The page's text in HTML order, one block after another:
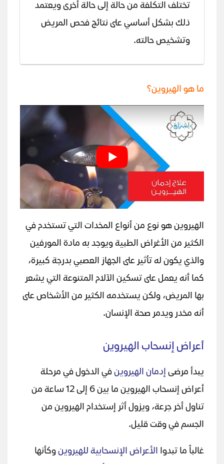
تختلف التكلفة من حالة إلى حالة أخرى ويعتمد
ذلك بشكل أساسي على نتائج فحص المريض
وتشخيص حالته.
ما هو الهيروين؟
الهيروين هو نوع من أنواع المخدات التي تستخدم في
الكثير من الأغراض الطبية ويوجد به مادة المورفين
والذي يكون له تأثير على الجهاز العصبي بدرجة كبيرة،
كما أنه يعمل على تسكين الآلام المتنوعة التي يشعر
بها المريض، ولكن يستخدمه الكثير من الأشخاص على
أنه مخدر ويدمر صحة الإنسان.
أعراض إنسحاب الهيروين
يبدأ مرضى إدمان الهيروينفي الدخول في مرحلة
أعراض إنسحاب الهيروين ما بين 6 إلى 12 ساعة من
تناول أخر جرعة، ويزول أثر إستخدام الهيروين من
الجسم في وقت قليل.
غالباً ما تبدوا الأعراض الإنسحابية للهيروينوكأنها